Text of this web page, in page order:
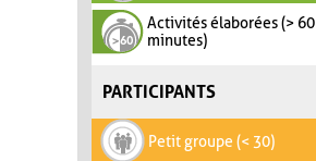
Activités élaborées (> 60
minutes)
PARTICIPANTS
Petit groupe (< 30)